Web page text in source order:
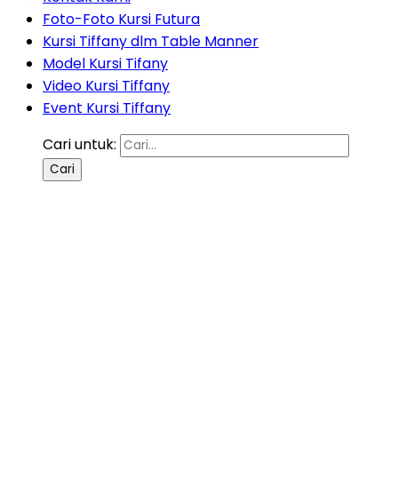
Foto-Foto Kursi Futura
Kursi Tiffany dlm Table Manner
Model Kursi Tifany
Video Kursi Tiffany
Event Kursi Tiffany
Cari untuk: